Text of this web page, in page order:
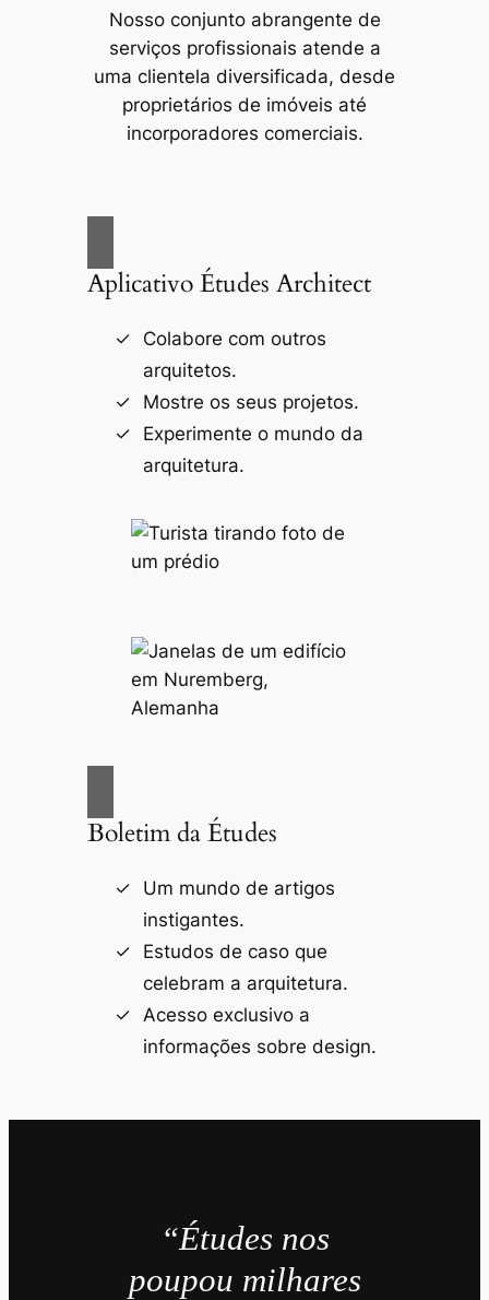
Nosso conjunto abrangente de
serviços profissionais atende a
uma clientela diversificada, desde
proprietários de imóveis até
incorporadores comerciais.
Aplicativo Études Architect
Colabore com outros
arquitetos.
Mostre os seus projetos.
Experimente o mundo da
arquitetura.
Boletim da Études
Um mundo de artigos
instigantes.
Estudos de caso que
celebram a arquitetura.
Acesso exclusivo a
informações sobre design.
“Études nos
poupou milhares